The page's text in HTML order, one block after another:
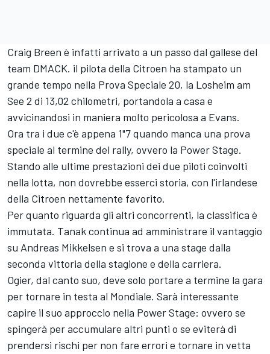
Craig Breen è infatti arrivato a un passo dal gallese del
team DMACK. il pilota della Citroen ha stampato un
grande tempo nella Prova Speciale 20, la Losheim am
See 2 di 13,02 chilometri, portandola a casa e
avvicinandosi in maniera molto pericolosa a Evans.
Ora tra i due c'è appena 1"7 quando manca una prova
speciale al termine del rally, ovvero la Power Stage.
Stando alle ultime prestazioni dei due piloti coinvolti
nella lotta, non dovrebbe esserci storia, con l'irlandese
della Citroen nettamente favorito.
Per quanto riguarda gli altri concorrenti, la classifica è
immutata. Tanak continua ad amministrare il vantaggio
su Andreas Mikkelsen e si trova a una stage dalla
seconda vittoria della stagione e della carriera.
Ogier, dal canto suo, deve solo portare a termine la gara
per tornare in testa al Mondiale. Sarà interessante
capire il suo approccio nella Power Stage: ovvero se
spingerà per accumulare altri punti o se eviterà di
prendersi rischi per non fare errori e tornare in vetta